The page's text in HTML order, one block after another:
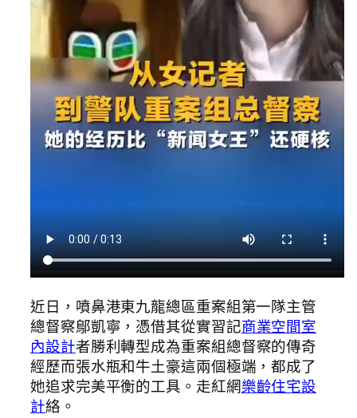
近日，噴鼻港東九龍總區重案組第一隊主管
總督察鄔凱寧，憑借其從實習記商業空間室
內設計者勝利轉型成為重案組總督察的傳奇
經歷而張水瓶和牛土豪這兩個極端，都成了
她追求完美平衡的工具。走紅網樂齡住宅設
計絡。